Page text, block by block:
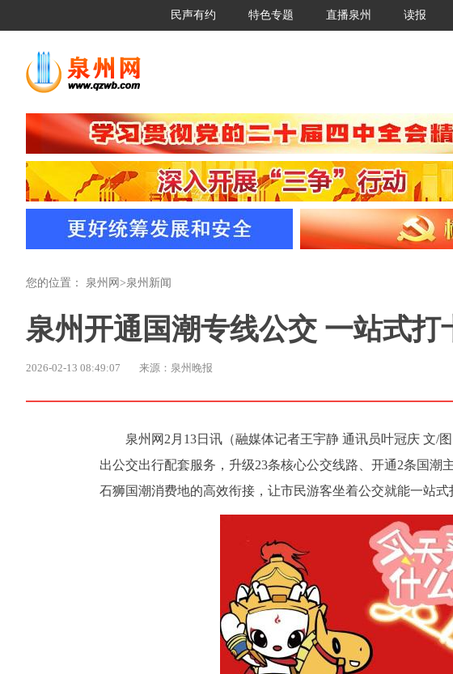
民声有约 特色专题 直播泉州 读报
您的位置： 泉州网 >泉州新闻
泉州开通国潮专线公交 一站式
2026-02-13 08:49:07 来源：泉州晚报
泉州网2月13日讯（融媒体记者王宇静 通讯员叶冠庆 文/
出公交出行配套服务，升级23条核心公交线路、开通2条国潮
石狮国潮消费地的高效衔接，让市民游客坐着公交就能一站式